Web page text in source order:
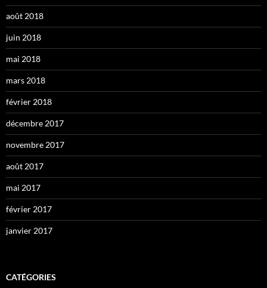
août 2018
juin 2018
mai 2018
mars 2018
février 2018
décembre 2017
novembre 2017
août 2017
mai 2017
février 2017
janvier 2017
CATÉGORIES